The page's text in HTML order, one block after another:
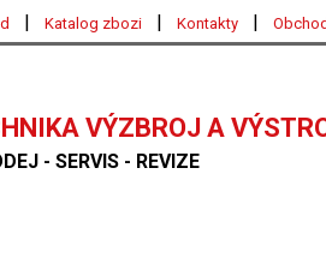
| Katalog zbozi | Kontakty |
VÝZBROJ A
- SERVIS - REVIZE